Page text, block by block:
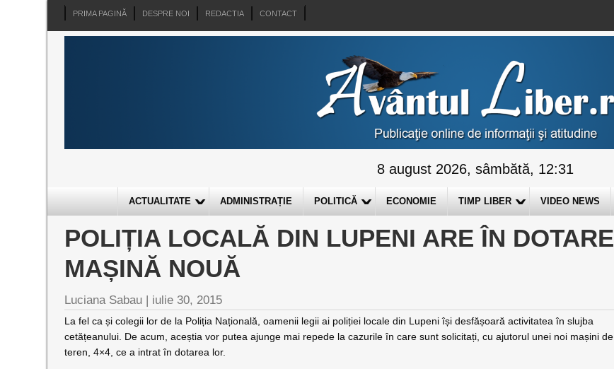
PRIMA PAGINĂ DESPRE NOI REDACTIA CONTACT
8 august 2026, sâmbătă, 12:31
ACTUALITATE ADMINISTRAȚIE POLITICĂ ECONOMIE TIMP LIBER VIDEO NEWS
POLIȚIA LOCALĂ DIN LUPENI ARE ÎN DOTARE
MAȘINĂ NOUĂ
Luciana Sabau | iulie 30, 2015
La fel ca și colegii lor de la Poliția Națională, oamenii legii ai poliției locale din Lupeni își desfășoară activitatea în slujba
cetățeanului. De acum, aceștia vor putea ajunge mai repede la cazurile în care sunt solicitați, cu ajutorul unei noi mașini de
teren, 4×4, ce a intrat în dotarea lor.